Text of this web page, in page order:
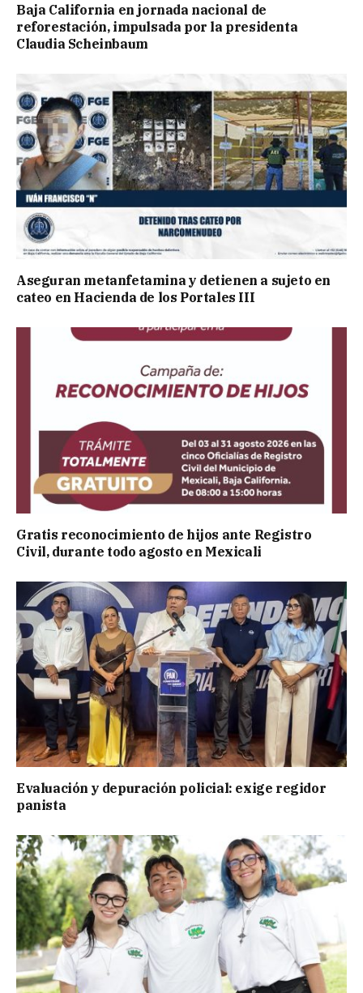
Baja California en jornada nacional de
reforestación, impulsada por la presidenta
Claudia Scheinbaum
Aseguran metanfetamina y detienen a sujeto en
cateo en Hacienda de los Portales III
Gratis reconocimiento de hijos ante Registro
Civil, durante todo agosto en Mexicali
Evaluación y depuración policial: exige regidor
panista